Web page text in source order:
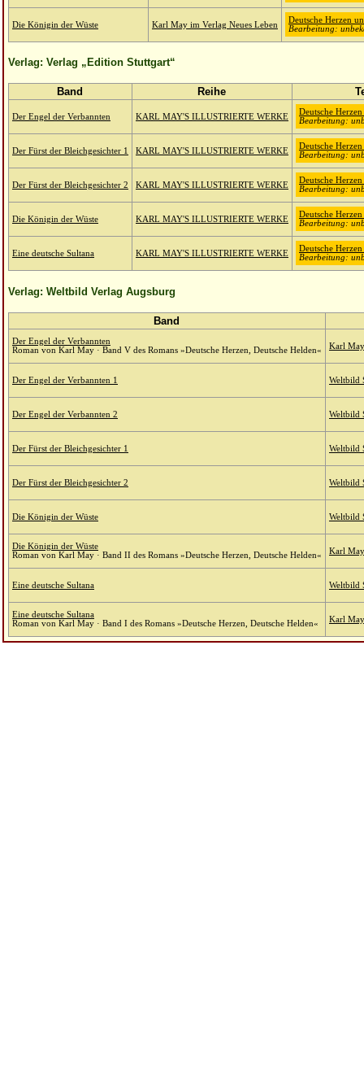
Die Königin der Wüste Karl May im Verlag Neues Leben
Deutsche Herzen
Bearbeitung:
Verlag: Verlag „Edition Stuttgart“
Band Reihe
Der Engel der Verbannten KARL MAY'S ILLUSTRIERTE WERKE
Deutsche
Bearbeitung:
Der Fürst der Bleichgesichter 1 KARL MAY'S ILLUSTRIERTE WERKE
Deutsche
Bearbeitung:
Der Fürst der Bleichgesichter 2 KARL MAY'S ILLUSTRIERTE WERKE
Deutsche
Bearbeitung:
Die Königin der Wüste KARL MAY'S ILLUSTRIERTE WERKE
Deutsche
Bearbeitung:
Eine deutsche Sultana KARL MAY'S ILLUSTRIERTE WERKE
Deutsche
Bearbeitung:
Verlag: Weltbild Verlag Augsburg
Band
Der Engel der Verbannten
Roman von Karl May · Band V des Romans »Deutsche Herzen, Deutsche Helden«
Karl
Der Engel der Verbannten 1 Weltbild
Der Engel der Verbannten 2 Weltbild
Der Fürst der Bleichgesichter 1 Weltbild
Der Fürst der Bleichgesichter 2 Weltbild
Die Königin der Wüste Weltbild
Die Königin der Wüste
Roman von Karl May · Band II des Romans »Deutsche Herzen, Deutsche Helden«
Karl
Eine deutsche Sultana Weltbild
Eine deutsche Sultana
Roman von Karl May · Band I des Romans »Deutsche Herzen, Deutsche Helden«
Karl